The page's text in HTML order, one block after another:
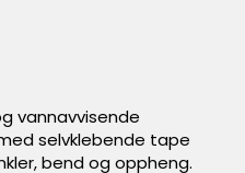
vannavvisende
selvklebende tape
bend og oppheng.